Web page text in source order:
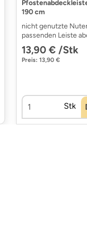
190 cm
nicht genutzte
passenden Leiste
13,90 € /Stk
Preis: 13,90 €
Stk